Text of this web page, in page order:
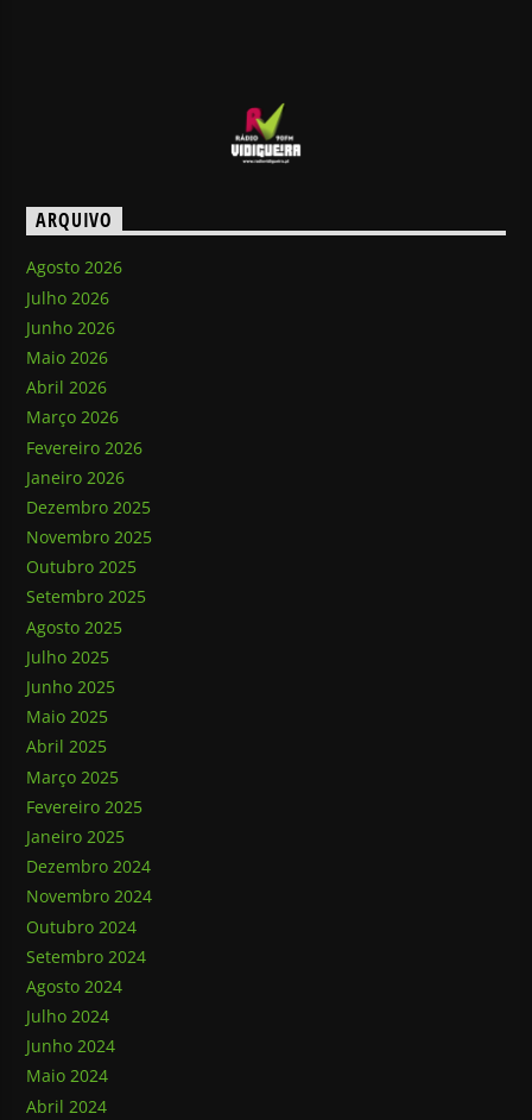
ARQUIVO
Agosto 2026
Julho 2026
Junho 2026
Maio 2026
Abril 2026
Março 2026
Fevereiro 2026
Janeiro 2026
Dezembro 2025
Novembro 2025
Outubro 2025
Setembro 2025
Agosto 2025
Julho 2025
Junho 2025
Maio 2025
Abril 2025
Março 2025
Fevereiro 2025
Janeiro 2025
Dezembro 2024
Novembro 2024
Outubro 2024
Setembro 2024
Agosto 2024
Julho 2024
Junho 2024
Maio 2024
Abril 2024